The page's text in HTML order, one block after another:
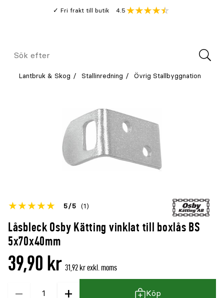
Fri frakt till butik
Genomsnitt
4.5
Meny
Sök
Lantbruk & Skog Stallinredning Övrig Stallbyggnation
Låsbleck Osby Kätting vinklat till boxlås BS
5x70x40mm
Betyget
denna
av
5 5 (1)
Öppna
recensioner
39,90 kr 31,92 kr exkl. moms
−
Kvantitet + Köp